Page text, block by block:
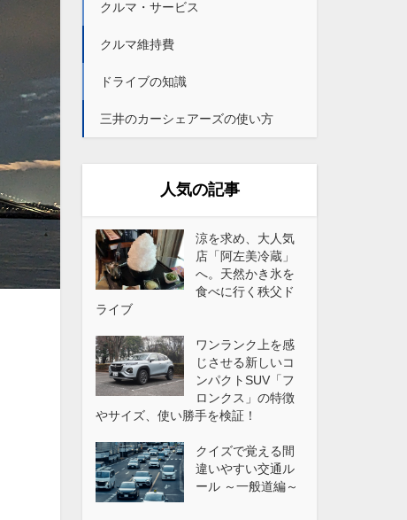
クルマ・サービス
クルマ維持費
ドライブの知識
三井のカーシェアーズの使い方
人気の記事
涼を求め、大人気
店「阿左美冷蔵」
へ。天然かき氷を
食べに行く秩父ド
ライブ
ワンランク上を感
じさせる新しいコ
ンパクトSUV「フ
ロンクス」の特徴
やサイズ、使い勝手を検証！
クイズで覚える間
違いやすい交通ル
ール ～一般道編～